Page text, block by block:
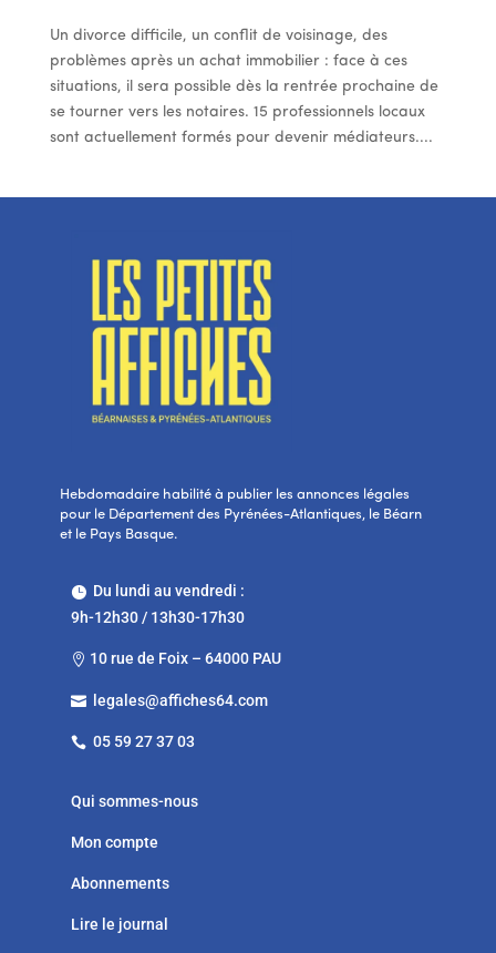
Un divorce difficile, un conflit de voisinage, des
problèmes après un achat immobilier : face à ces
situations, il sera possible dès la rentrée prochaine de
se tourner vers les notaires. 15 professionnels locaux
sont actuellement formés pour devenir médiateurs....
Hebdomadaire habilité à publier les annonces légales
pour le Département des Pyrénées-Atlantiques, le Béarn
et le Pays Basque.
Du lundi au vendredi :
9h-12h30 / 13h30-17h30
 10 rue de Foix – 64000 PAU
 legales@affiches64.com
 05 59 27 37 03
Qui sommes-nous
Mon compte
Abonnements
Lire le journal